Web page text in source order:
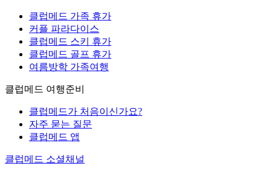
클럽메드 가족 휴가
커플 파라다이스
클럽메드 스키 휴가
클럽메드 골프 휴가
여름방학 가족여행
클럽메드 여행준비
클럽메드가 처음이신가요?
자주 묻는 질문
클럽메드 앱
클럽메드 소셜채널